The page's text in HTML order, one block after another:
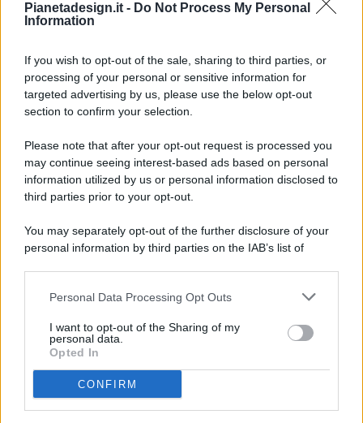
Pianetadesign.it - Do Not Process My Personal
Information
If you wish to opt-out of the sale, sharing to third parties, or
processing of your personal or sensitive information for
targeted advertising by us, please use the below opt-out
section to confirm your selection.
Please note that after your opt-out request is processed you
may continue seeing interest-based ads based on personal
information utilized by us or personal information disclosed to
third parties prior to your opt-out.
You may separately opt-out of the further disclosure of your
personal information by third parties on the IAB’s list of
This information may also be disclosed by us to third parties
disclose it to other third parties.
Personal Data Processing Opt Outs
I want to opt-out of the Sharing of my
personal data.
Opted In
CONFIRM
© 2026 - Pianeta Design - P.IVA 04827280654 - Testata
Registrata Al Tribunale Di Nocera Inferiore N. 8/2020 - RG N.
ISCRIZIONE AL ROC N. 35792 – ISCRITTA ALL’ANSO
(ASSOCIAZIONE NAZIONALE STAMPA ONLINE)
PREFERENZE PRIVACY